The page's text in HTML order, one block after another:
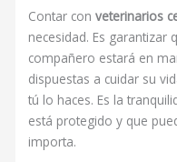
Contar conveterinarios
necesidad. Es garantizar
compañero estará en
dispuestas a cuidar su
tú lo haces. Es la
está protegido y que
importa.